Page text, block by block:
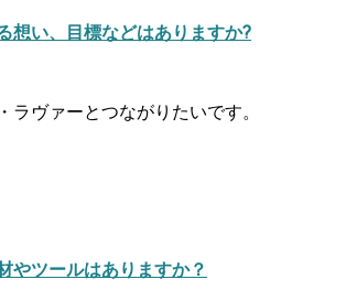
想い、目標などはありますか?
ラヴァーとつながりたいです。
やツールはありますか？